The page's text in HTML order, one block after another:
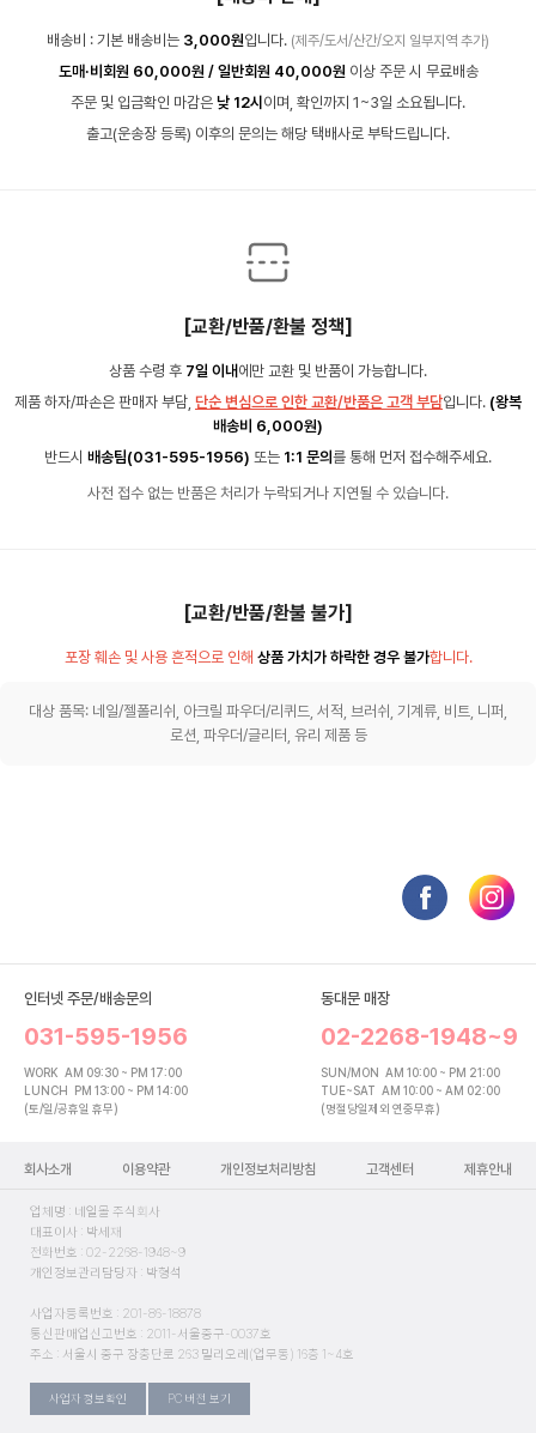
배송비 : 기본 배송비는 3,000원입니다. (제주/도서/산간/오지 일부지역 추가)
도매·비회원 60,000원 / 일반회원 40,000원 이상 주문 시 무료배송
주문 및 입금확인 마감은 낮 12시 이며, 확인까지 1~3일 소요됩니다.
출고(운송장 등록) 이후의 문의는 해당 택배사로 부탁드립니다.
[교환/반품/환불 정책]
상품 수령 후 7일 이내 에만 교환 및 반품이 가능합니다.
제품 하자/파손은 판매자 부담, 단순 변심으로 인한 교환/반품은 고객 부담입니다. (왕복
배송비 6,000원)
반드시 배송팀(031-595-1956) 또는 1:1 문의 를 통해 먼저 접수해주세요.
사전 접수 없는 반품은 처리가 누락되거나 지연될 수 있습니다.
[교환/반품/환불 불가]
포장 훼손 및 사용 흔적으로 인해 상품 가치가 하락한 경우 불가합니다.
대상 품목: 네일/젤폴리쉬, 아크릴 파우더/리퀴드, 서적, 브러쉬, 기계류, 비트, 니퍼,
로션, 파우더/글리터, 유리 제품 등
인터넷 주문/배송문의
031-595-1956
WORK AM 09:30 ~ PM 17:00
LUNCH
PM 13:00 ~ PM 14:00
(토/일/공휴일 휴무)
동대문 매장
02-2268-1948~9
SUN/MON AM 10:00 ~ PM 21:00
TUE~SAT AM 10:00 ~ AM 02:00
(명절당일제외 연중무휴)
회사소개 이용약관 개인정보처리방침 고객센터 제휴안내
업체명 : 네일몰 주식회사
대표이사 : 박세재
전화번호 : 02-2268-1948~9
개인정보관리담당자 : 박형석
사업자등록번호 : 201-86-18878
통신판매업신고번호 : 2011-서울중구-0037호
주소 : 서울시 중구 장충단로 263 밀리오레(업무동) 16층 1~4호
사업자 정보확인 PC 버전 보기